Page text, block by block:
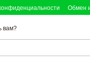
Обмен
вам?